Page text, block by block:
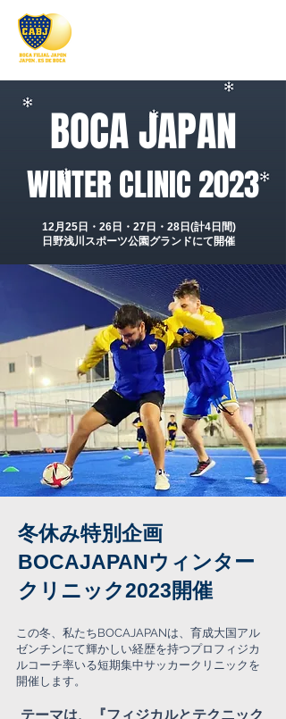
12月25日・26日・27日・28日(計4日間)
​日野浅川スポーツ公園グランドにて開催
BOCA JAPAN
WINTER CLINIC 2023
冬休み特別企画
BOCAJAPANウィンター
クリニック2023開催
この冬、私たちBOCAJAPANは、育成大国アル
ゼンチンにて輝かしい経歴を持つプロフィジカ
ルコーチ率いる短期集中サッカークリニックを
開催します。
テーマは、『フィジカルとテクニック